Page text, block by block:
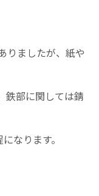
りましたが、紙や
鉄部に関しては錆
なります。